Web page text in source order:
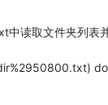
读取文件夹列表